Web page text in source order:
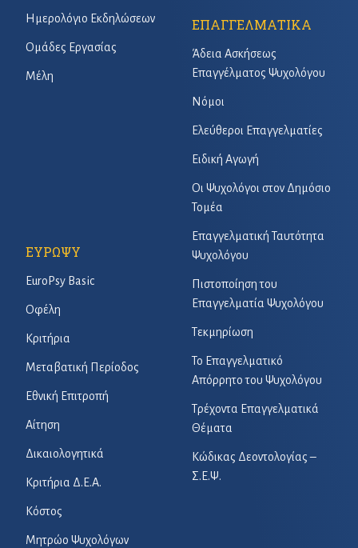
Ημερολόγιο Εκδηλώσεων
Ομάδες Εργασίας
Μέλη
ΕΠΑΓΓΕΛΜΑΤΙΚΑ
Άδεια Ασκήσεως
Επαγγέλματος Ψυχολόγου
Νόμοι
Ελεύθεροι Επαγγελματίες
Ειδική Αγωγή
Οι Ψυχολόγοι στον Δημόσιο
Τομέα
Επαγγελματική Ταυτότητα
Ψυχολόγου
Πιστοποίηση του
Επαγγελματία Ψυχολόγου
Τεκμηρίωση
Το Επαγγελματικό
Απόρρητο του Ψυχολόγου
Τρέχοντα Επαγγελματικά
Θέματα
Κώδικας Δεοντολογίας –
Σ.Ε.Ψ.
ΕΥΡΩΨΥ
EuroPsy Basic
Οφέλη
Κριτήρια
Μεταβατική Περίοδος
Εθνική Επιτροπή
Αίτηση
Δικαιολογητικά
Κριτήρια Δ.Ε.Α.
Κόστος
Μητρώο Ψυχολόγων